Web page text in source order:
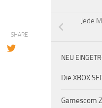
SHARE
Jede
NEU
Die XBOX
Gamescom